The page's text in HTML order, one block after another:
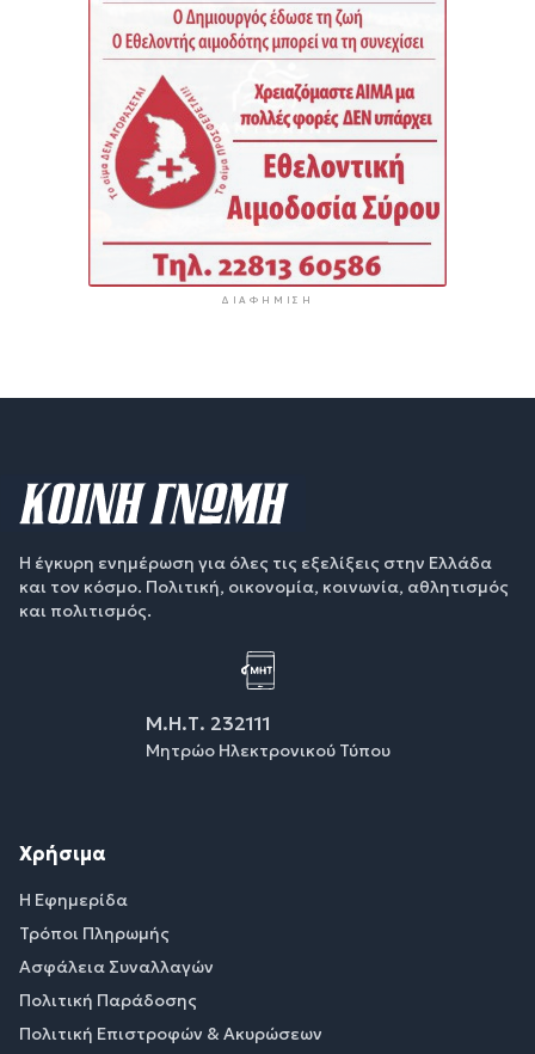
ΔΙΑΦΉΜΙΣΗ
Η έγκυρη ενημέρωση για όλες τις εξελίξεις στην Ελλάδα
και τον κόσμο. Πολιτική, οικονομία, κοινωνία, αθλητισμός
και πολιτισμός.
Μ.Η.Τ. 232111
Μητρώο Ηλεκτρονικού Τύπου
Χρήσιμα
Η Εφημερίδα
Τρόποι Πληρωμής
Ασφάλεια Συναλλαγών
Πολιτική Παράδοσης
Πολιτική Επιστροφών & Ακυρώσεων